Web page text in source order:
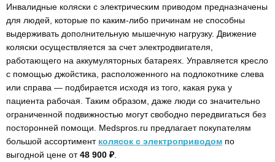
Инвалидные коляски с электрическим приводом предназначены
для людей, которые по каким-либо причинам не способны
выдерживать дополнительную мышечную нагрузку. Движение
коляски осуществляется за счет электродвигателя,
работающего на аккумуляторных батареях. Управляется кресло
с помощью джойстика, расположенного на подлокотнике слева
или справа — подбирается исходя из того, какая рука у
пациента рабочая. Таким образом, даже люди со значительно
ограниченной подвижностью могут свободно передвигаться без
посторонней помощи. Medspros.ru предлагает покупателям
большой ассортимент колясок с электроприводом по
выгодной цене от48 900 ₽.